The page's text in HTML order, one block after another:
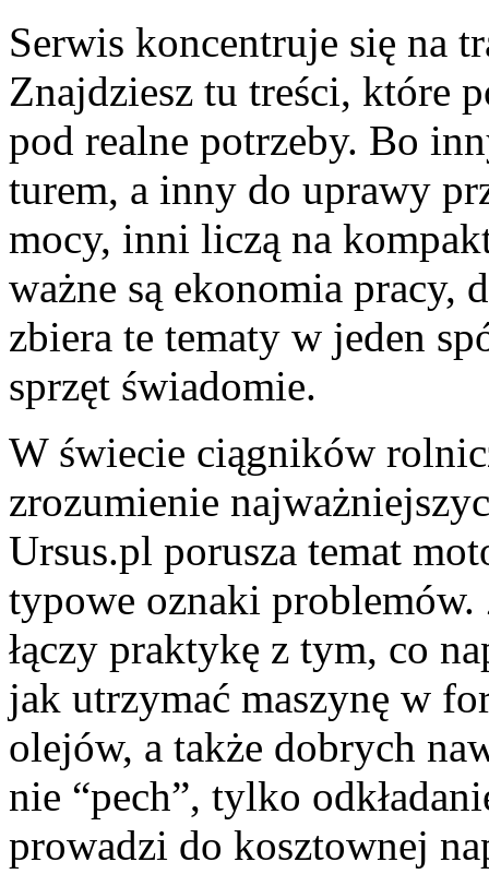
Serwis koncentruje się na
Znajdziesz tu treści, które
pod realne potrzeby. Bo
turem, a inny do uprawy
mocy, inni liczą na
ważne są ekonomia
zbiera te tematy w jeden
sprzęt świadomie.
W świecie ciągników
zrozumienie
Ursus.pl porusza temat
typowe oznaki
łączy praktykę z tym, co
jak utrzymać maszynę w
olejów, a także dobrych
nie “pech”, tylko
prowadzi do kosztownej